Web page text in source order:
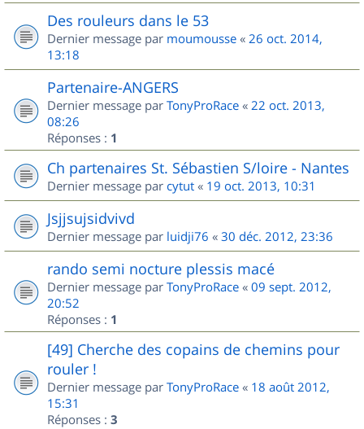
Des rouleurs dans le 53
Dernier message par moumousse « 26 oct. 2014,
13:18
Partenaire-ANGERS
Dernier message par TonyProRace « 22 oct. 2013,
08:26
Réponses : 1
Ch partenaires St. Sébastien S/loire - Nantes
Dernier message par cytut « 19 oct. 2013, 10:31
Jsjjsujsidvivd
Dernier message par luidji76 « 30 déc. 2012, 23:36
rando semi nocture plessis macé
Dernier message par TonyProRace « 09 sept. 2012,
20:52
Réponses : 1
[49] Cherche des copains de chemins pour
rouler !
Dernier message par TonyProRace « 18 août 2012,
15:31
Réponses : 3